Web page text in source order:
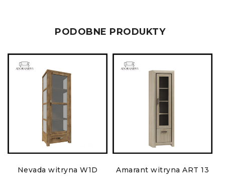
PODOBNE PRODUKTY
Nevada witryna W1D Amarant witryna ART 13